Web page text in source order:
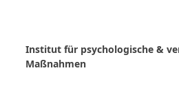
Institut für psychologische &
Maßnahmen